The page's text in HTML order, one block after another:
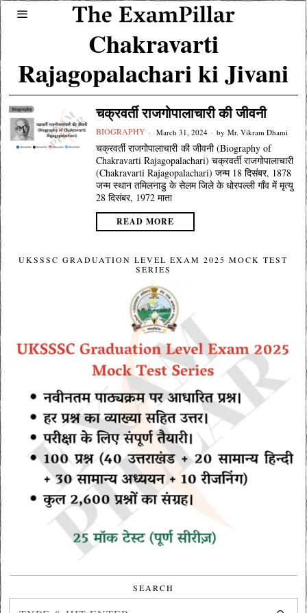
Chakravarti
Rajagopalachari ki Jivani
चक्रवर्ती राजगोपालाचारी की जीवनी
BIOGRAPHY March 31, 2024 by Mr. Vikram Dhami
चक्रवर्ती राजगोपालाचारी की जीवनी (Biography of
Chakravarti Rajagopalachari) चक्रवर्ती राजगोपालाचारी
(Chakravarti Rajagopalachari) जन्म 18 दिसंबर, 1878
जन्म स्थान तमिलनाडु के सेलम जिले के धोरपल्ली गाँव में मृत्यु
28 दिसंबर, 1972 माता
READ MORE
UKSSSC GRADUATION LEVEL EXAM 2025 MOCK TEST
SERIES
SEARCH